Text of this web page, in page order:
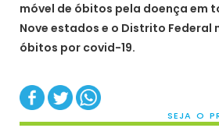
móvel de óbitos pela doença em
Nove estados e o Distrito Federal
óbitos por covid-19.
SEJA O